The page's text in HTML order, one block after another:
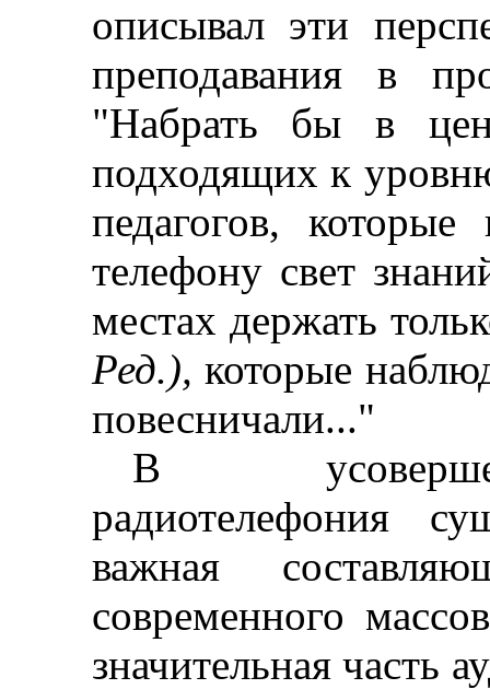
описывал эти
преподавания в
"Набрать бы в
подходящих к
педагогов,
телефону свет
местах держать
Ред.),которые
повесничали..."
В
радиотелефония
важная
современного
значительная часть